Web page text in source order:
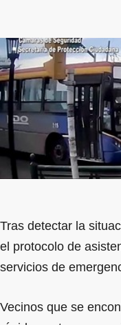
Tras detectar la
el protocolo de
servicios de
Vecinos que se